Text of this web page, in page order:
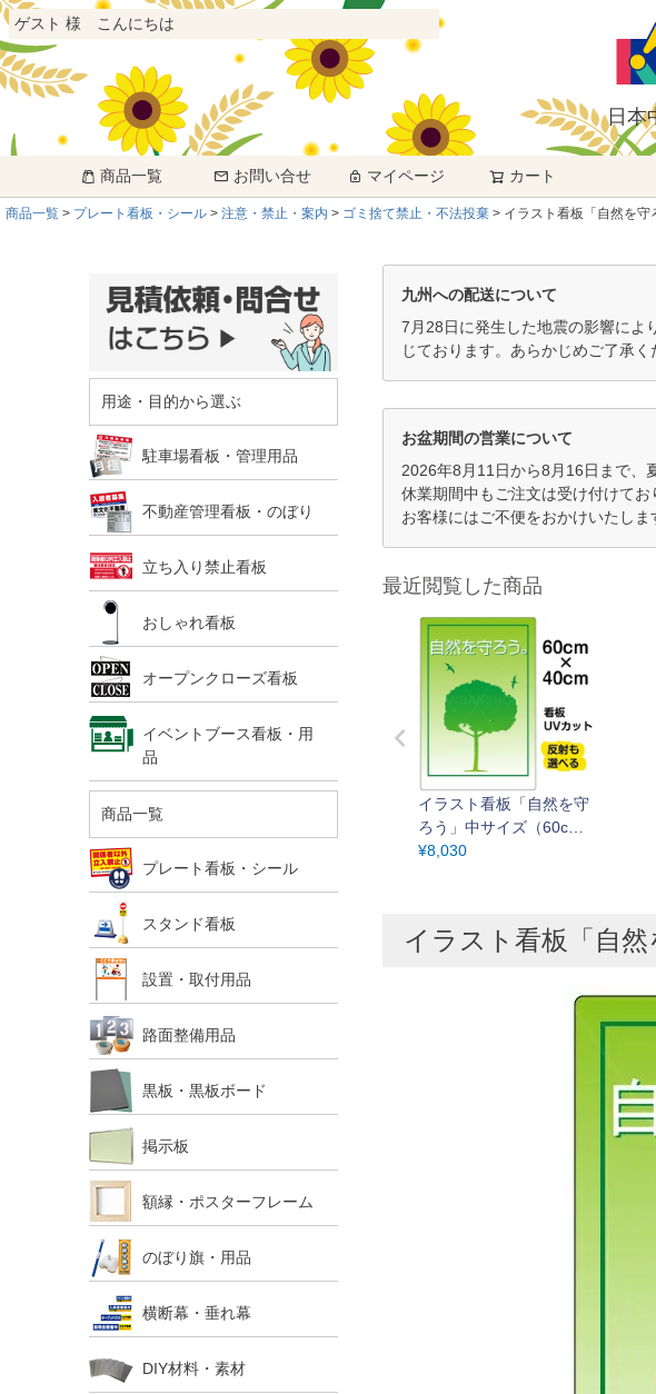
ゲスト 様 こんにちは
日本
商品一覧 お問い合せ マイページ カート
商品一覧 プレート看板・シール 注意・禁止・案内 ゴミ捨て禁止・不法投棄 イラスト看板「自然を
用途・目的から選ぶ
駐車場看板・管理用品
不動産管理看板・のぼり
立ち入り禁止看板
おしゃれ看板
オープンクローズ看板
イベントブース看板・用
品
商品一覧
プレート看板・シール
スタンド看板
設置・取付用品
路面整備用品
黒板・黒板ボード
掲示板
額縁・ポスターフレーム
のぼり旗・用品
横断幕・垂れ幕
DIY材料・素材
九州への配送について
7月28日に発生した地震の影響によ
じております。あらかじめご了承
お盆期間の営業について
2026年8月11日から8月16日まで、
休業期間中もご注文は受け付けて
お客様にはご不便をおかけいたし
最近閲覧した商品
イラスト看板「自然を守
ろう」中サイズ（60cm×
40cm） 取付穴6ヶ所あり
¥8,030
イラスト看板「自